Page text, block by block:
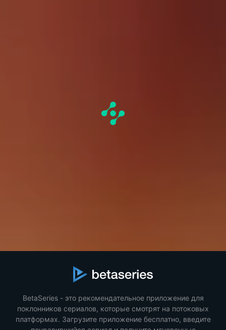
BetaSeries - это рекомендательное приложение для
поклонников сериалов, которые смотрят на потоковых
платформах. Загрузите приложение бесплатно, введите